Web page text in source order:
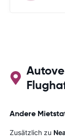
Andere
Zusätzlich zu